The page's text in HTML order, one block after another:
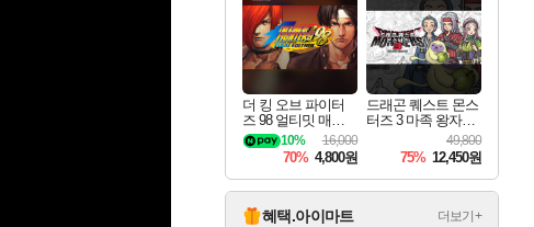
더 킹 오브 파이터
즈 98 얼티밋 매치
파이널 에디션 THE
KING OF FIGHTER
S 98 ULTIMATE MA
TCH FINAL EDITIO
N
16,000
10%
70% 4,800원
드래곤 퀘스트 몬스
터즈 3 마족 왕자와
엘프의 여행 Dragon
Quest Monsters The
Dark Prince
49,800
75% 12,450원
혜택.아이마트 더보기+